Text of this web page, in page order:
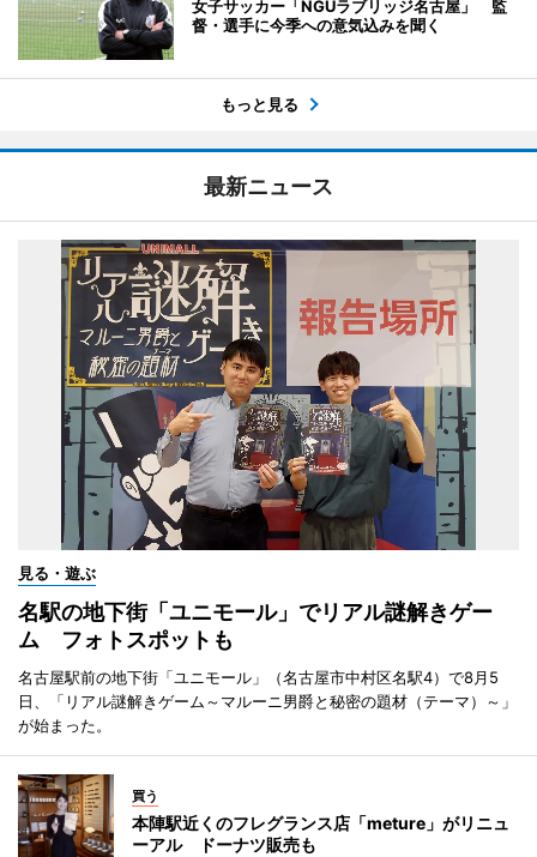
女子サッカー「NGUラブリッジ名古屋」 監
督・選手に今季への意気込みを聞く
もっと見る
最新ニュース
見る・遊ぶ
名駅の地下街「ユニモール」でリアル謎解きゲー
ム フォトスポットも
名古屋駅前の地下街「ユニモール」（名古屋市中村区名駅4）で8月5
日、「リアル謎解きゲーム～マルーニ男爵と秘密の題材（テーマ）～」
が始まった。
買う
本陣駅近くのフレグランス店「meture」がリニュ
ーアル ドーナツ販売も